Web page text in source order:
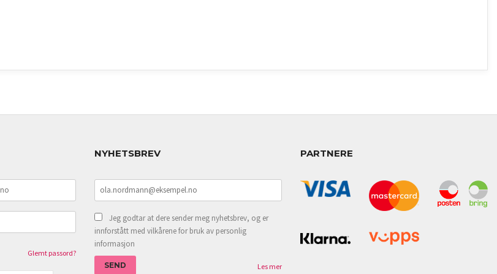
Glemt passord?
NYHETSBREV
Jeg godtar at dere sender meg nyhetsbrev, og er
innforstått med vilkårene for bruk av personlig
informasjon
Les mer
PARTNERE